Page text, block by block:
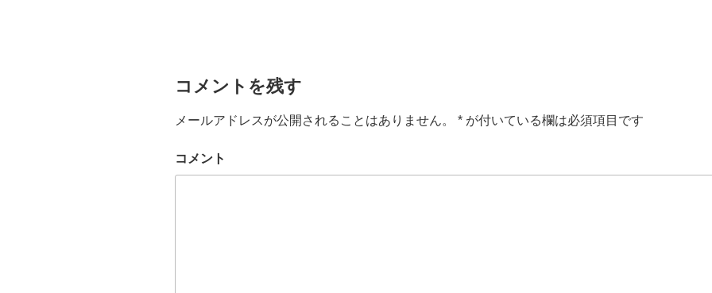
コメントを残す
メールアドレスが公開されることはありません。 * が付いている欄は必須項目です
コメント